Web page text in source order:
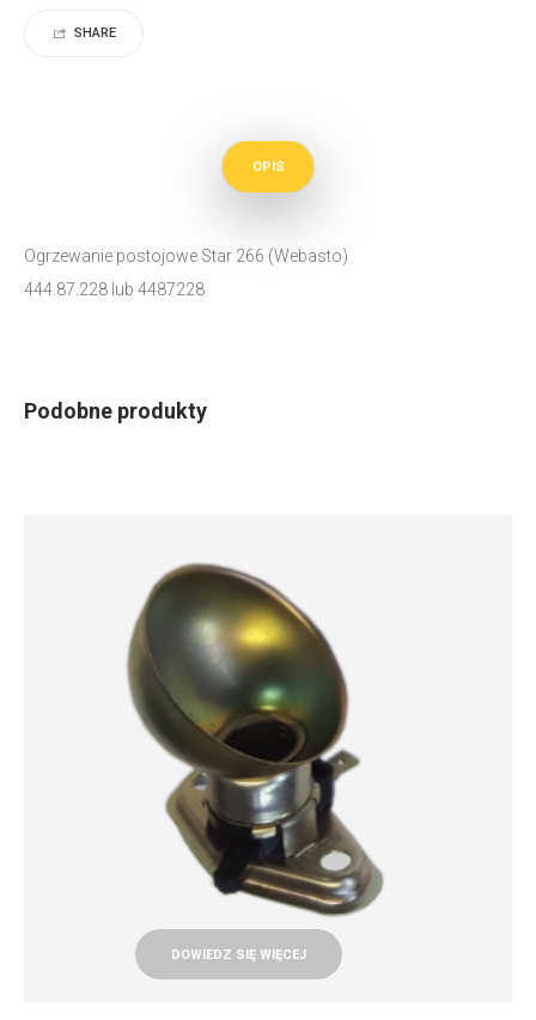
SHARE
OPIS
Ogrzewanie postojowe Star 266 (Webasto)
444.87.228 lub 4487228
Podobne produkty
DOWIEDZ SIĘ WIĘCEJ